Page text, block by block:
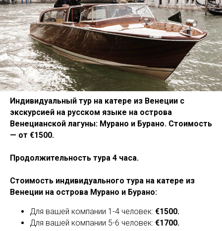
Индивидуальный тур на катере из Венеции с
экскурсией на русском языке на острова
Венецианской лагуны: Мурано и Бурано. Стоимость
— от €1500.
Продолжительность тура 4 часа.
Стоимость индивидуального тура на катере из
Венеции на острова Мурано и Бурано:
Для вашей компании 1-4 человек: €1500.
Для вашей компании 5-6 человек: €1700.